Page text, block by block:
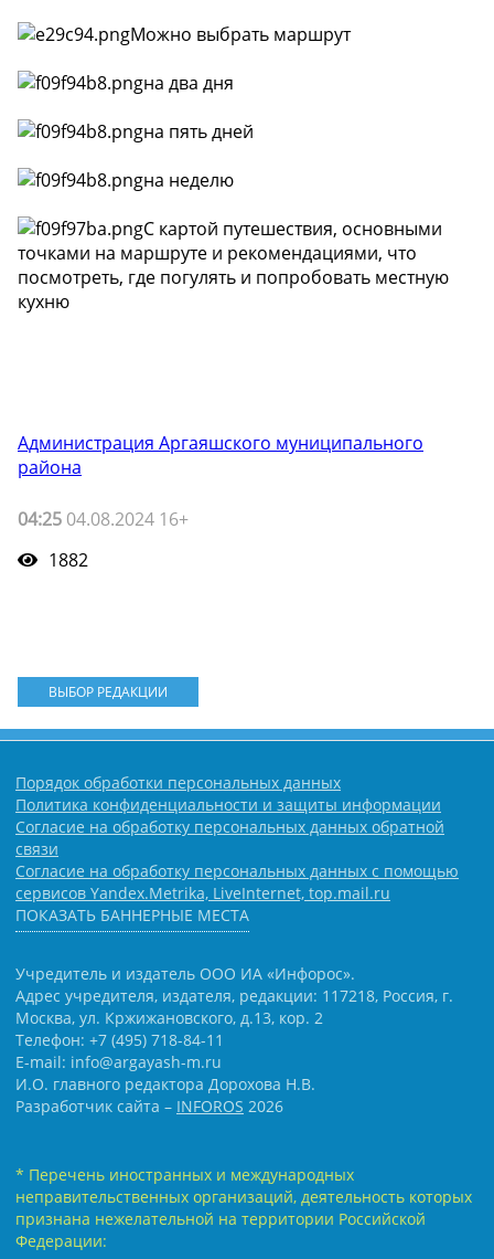
Можно выбрать маршрут
на два дня
на пять дней
на неделю
С картой путешествия, основными
точками на маршруте и рекомендациями, что
посмотреть, где погулять и попробовать местную
кухню
Администрация Аргаяшского муниципального
района
04:25 04.08.2024 16+
1882
ВЫБОР РЕДАКЦИИ
Порядок обработки персональных данных
Политика конфиденциальности и защиты информации
Согласие на обработку персональных данных обратной
связи
Согласие на обработку персональных данных с помощью
сервисов Yandex.Metrika, LiveInternet, top.mail.ru
ПОКАЗАТЬ БАННЕРНЫЕ МЕСТА
Учредитель и издатель ООО ИА «Инфорос».
Адрес учредителя, издателя, редакции: 117218, Россия, г.
Москва, ул. Кржижановского, д.13, кор. 2
Телефон: +7 (495) 718-84-11
E-mail: info@argayash-m.ru
И.О. главного редактора Дорохова Н.В.
Разработчик сайта – INFOROS 2026
* Перечень иностранных и международных
неправительственных организаций, деятельность которых
признана нежелательной на территории Российской
Федерации: